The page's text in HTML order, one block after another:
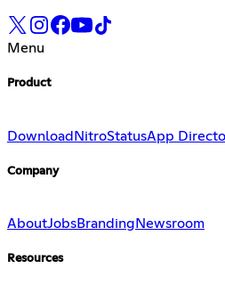
Menu
Product
DownloadNitroStatusApp
Company
AboutJobsBranding Newsroom
Resources